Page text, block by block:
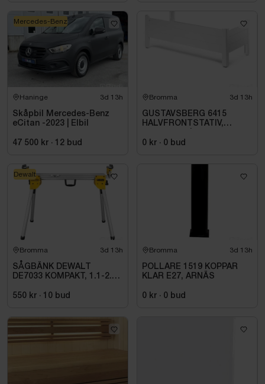
Haninge 3d 13h
Skåpbil Mercedes-Benz
eCitan -2023 | Elbil
47 500 kr · 12 bud
Mercedes-Benz
Bromma 3d 13h
GUSTAVSBERG 6415
HALVFRONTSTATIV,
GB2164150100
0 kr · 0 bud
Bromma 3d 13h
SÅGBÄNK DEWALT
DE7033 KOMPAKT, 1.1-2.5
550 kr · 10 bud
Dewalt
Bromma 3d 13h
POLLARE 1519 KOPPAR
KLAR E27, ARNÄS
0 kr · 0 bud